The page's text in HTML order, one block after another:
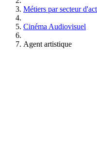
Métiers par secteur
Cinéma Audiovisuel
Agent artistique